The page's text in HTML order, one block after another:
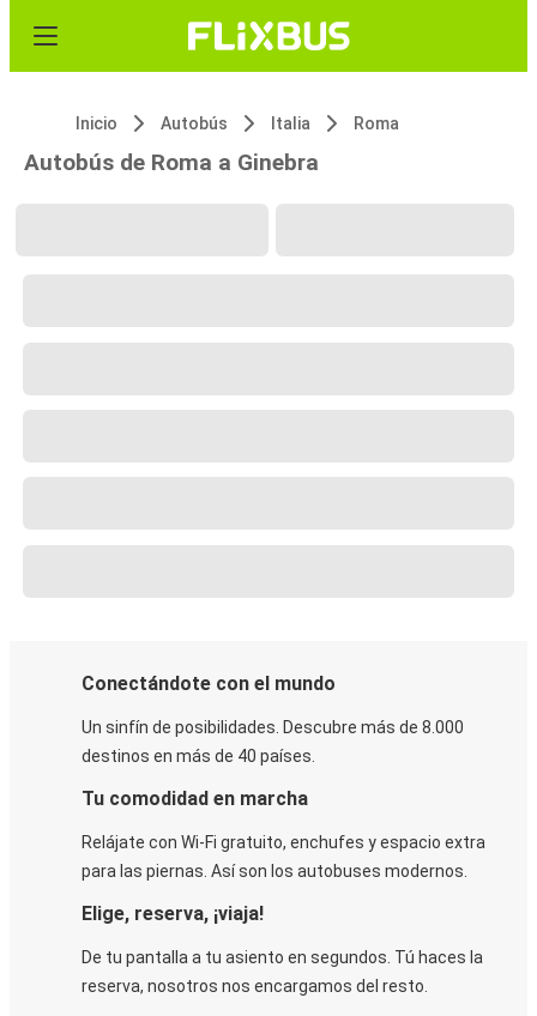
Inicio Autobús Italia Roma
Autobús de Roma a Ginebra
Conectándote con el mundo
Un sinfín de posibilidades. Descubre más de 8.000
destinos en más de 40 países.
Tu comodidad en marcha
Relájate con Wi-Fi gratuito, enchufes y espacio extra
para las piernas. Así son los autobuses modernos.
Elige, reserva, ¡viaja!
De tu pantalla a tu asiento en segundos. Tú haces la
reserva, nosotros nos encargamos del resto.